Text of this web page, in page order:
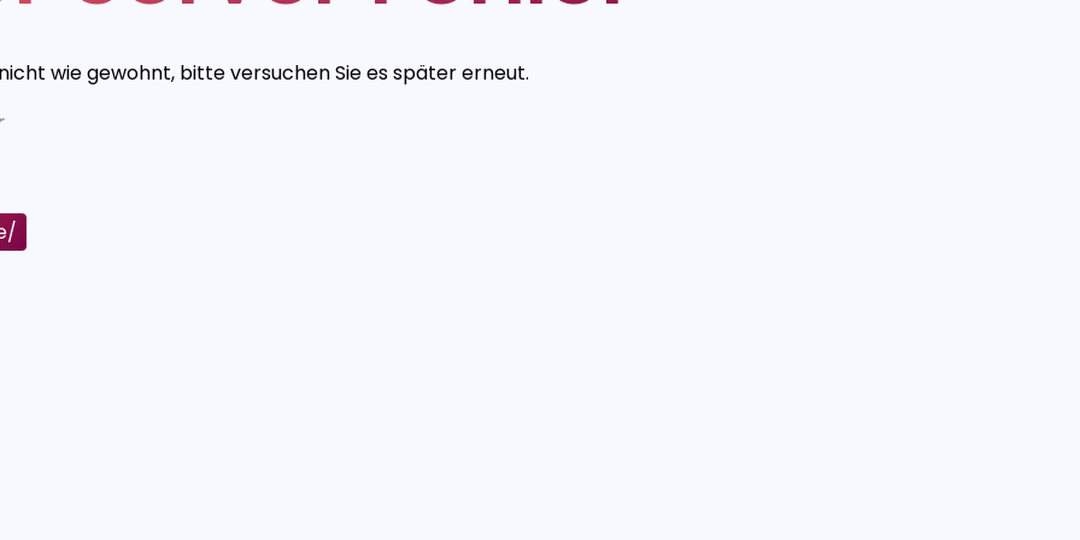
wie gewohnt, bitte versuchen Sie es später erneut.